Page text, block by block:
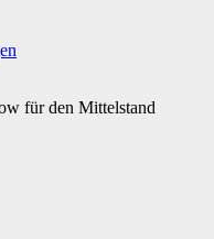
für den Mittelstand